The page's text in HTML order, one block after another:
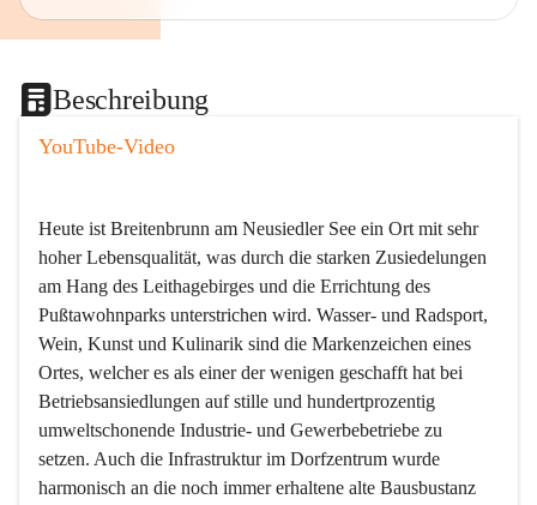
Beschreibung
YouTube-Video
Heute ist Breitenbrunn am Neusiedler See ein Ort mit sehr
hoher Lebensqualität, was durch die starken Zusiedelungen
am Hang des Leithagebirges und die Errichtung des
Pußtawohnparks unterstrichen wird. Wasser- und Radsport,
Wein, Kunst und Kulinarik sind die Markenzeichen eines
Ortes, welcher es als einer der wenigen geschafft hat bei
Betriebsansiedlungen auf stille und hundertprozentig
umweltschonende Industrie- und Gewerbebetriebe zu
setzen. Auch die Infrastruktur im Dorfzentrum wurde
harmonisch an die noch immer erhaltene alte Bausbustanz